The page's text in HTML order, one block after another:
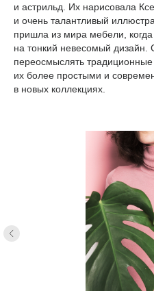
и астрильд. Их нарисовала
и очень талантливый
пришла из мира мебели,
на тонкий невесомый дизайн.
переосмыслять
их более простыми и
в новых коллекциях.